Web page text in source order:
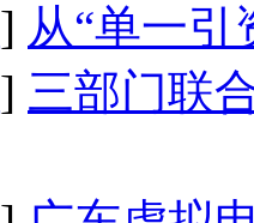
] 从“单一引
] 三部门联